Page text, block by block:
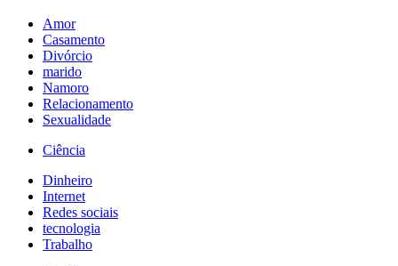
Amor
Casamento
Divórcio
marido
Namoro
Relacionamento
Sexualidade
Ciência
Dinheiro
Internet
Redes sociais
tecnologia
Trabalho